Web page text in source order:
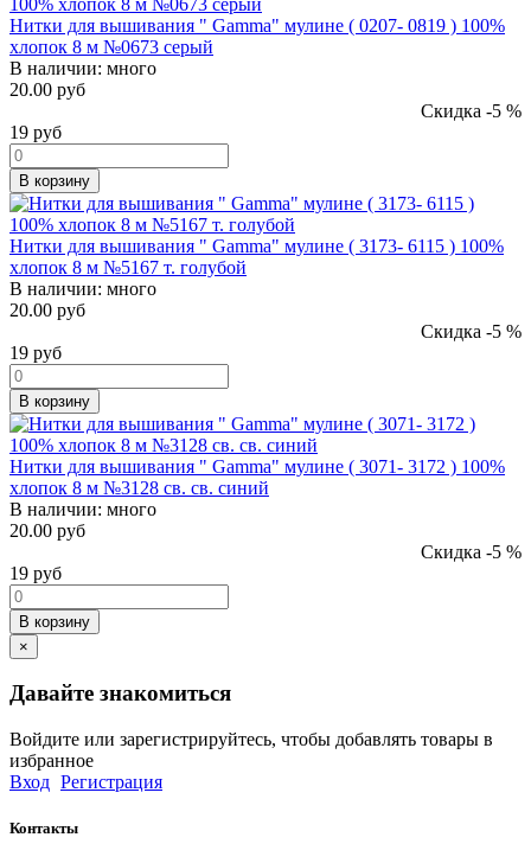
Нитки для вышивания " Gamma" мулине ( 0207- 0819 ) 100%
хлопок 8 м №0673 серый
В наличии: много
20.00 руб
Скидка -5 %
19 руб
В корзину
Нитки для вышивания " Gamma" мулине ( 3173- 6115 ) 100%
хлопок 8 м №5167 т. голубой
В наличии: много
20.00 руб
Скидка -5 %
19 руб
В корзину
Нитки для вышивания " Gamma" мулине ( 3071- 3172 ) 100%
хлопок 8 м №3128 св. св. синий
В наличии: много
20.00 руб
Скидка -5 %
19 руб
В корзину
×
Давайте знакомиться
Войдите или зарегистрируйтесь, чтобы добавлять товары в
избранное
Вход Регистрация
Контакты